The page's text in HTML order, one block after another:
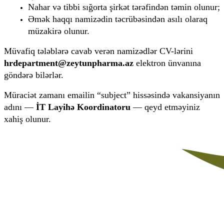
Nahar və tibbi sığorta şirkət tərəfindən təmin olunur;
Əmək haqqı namizədin təcrübəsindən asılı olaraq
müzakirə olunur.
hrdepartment@zeytunpharma.az elektron ünvanına
göndərə bilərlər.
Müraciət zamanı emailin “subject” hissəsində vakansiyanın
adını — İT Layihə Koordinatoru — qeyd etməyiniz
xahiş olunur.